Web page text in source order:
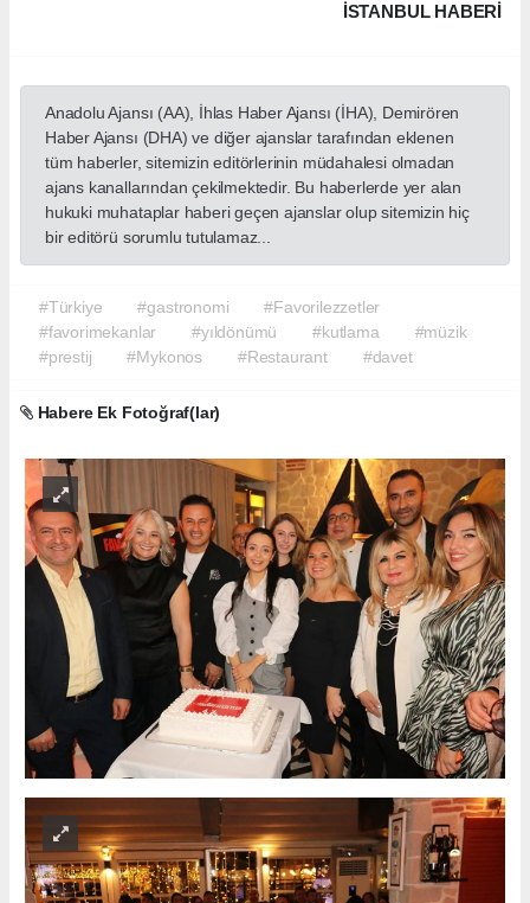
İSTANBUL HABERİ
Anadolu Ajansı (AA), İhlas Haber Ajansı (İHA), Demirören
Haber Ajansı (DHA) ve diğer ajanslar tarafından eklenen
tüm haberler, sitemizin editörlerinin müdahalesi olmadan
ajans kanallarından çekilmektedir. Bu haberlerde yer alan
hukuki muhataplar haberi geçen ajanslar olup sitemizin hiç
bir editörü sorumlu tutulamaz...
#Türkiye #gastronomi
#Favorilezzetler
#favorimekanlar
#yıldönümü #kutlama
#müzik
#prestij
#Mykonos #Restaurant #davet
Habere Ek Fotoğraf(lar)